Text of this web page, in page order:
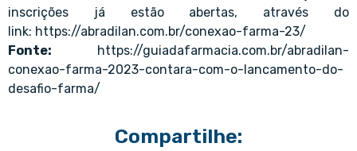
inscrições já estão abertas, através do
link: https://abradilan.com.br/conexao-farma-23/
Fonte:
https://guiadafarmacia.com.br/abradilan-
conexao-farma-2023-contara-com-o-lancamento-do-
desafio-farma/
Compartilhe: